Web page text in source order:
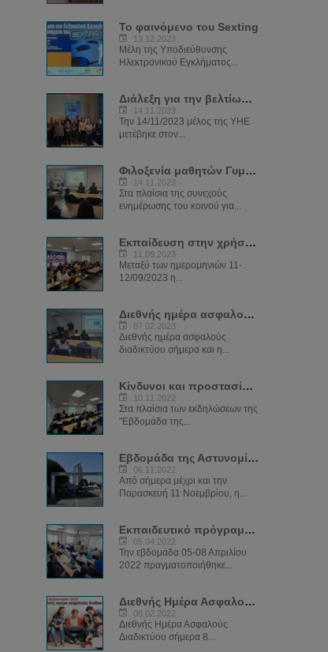
Το φαινόμενο του Sexting
13.12.2023
Μέλη της Υποδιεύθυνσης
Ηλεκτρονικού Εγκλήματος...
Διάλεξη για την βελτίωση των ψηφιακών δεξιοτήτων των μελών του ΣΠΑΒΟ
14.11.2023
Την 14/11/2023 μέλος της ΥΗΕ
μετέβηκε στον...
Φιλοξενία μαθητών Γυμνασίου Κωνσταντινουπόλεως
14.11.2023
Στα πλαίσια της συνεχούς
ενημέρωσης του κοινού για...
Εκπαίδευση στην χρήση της πλατφόρμας SIRIUS
11.09.2023
Μεταξύ των ημερομηνιών 11-
12/09/2023 η...
Διεθνής ημέρα ασφαλούς διαδικτύου 2023
07.02.2023
Διεθνής ημέρα ασφαλούς
διαδικτύου σήμερα και η...
Κίνδυνοι και προστασία στο Διαδύκτιο
10.11.2022
Στα πλαίσια των εκδηλώσεων της
"Εβδομάδα της...
Εβδομάδα της Αστυνομίας
06.11.2022
Από σήμερα μέχρι και την
Παρασκευή 11 Νοεμβρίου, η...
Εκπαιδευτικό πρόγραμμα «Network Investigations»
05.04.2022
Την εβδομάδα 05-08 Απριλίου
2022 πραγματοποιήθηκε...
Διεθνής Ημέρα Ασφαλούς Διαδικτύου (SID) 2022
08.02.2022
Διεθνής Ημέρα Ασφαλούς
Διαδικτύου σήμερα 8...